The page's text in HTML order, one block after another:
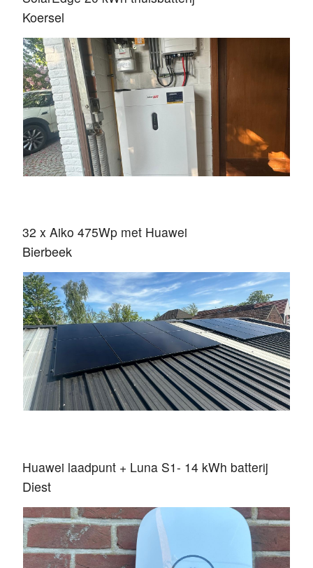
Koersel
32 x Aiko 475Wp met Huawei
Bierbeek
Huawei laadpunt + Luna S1- 14 kWh batterij
Diest